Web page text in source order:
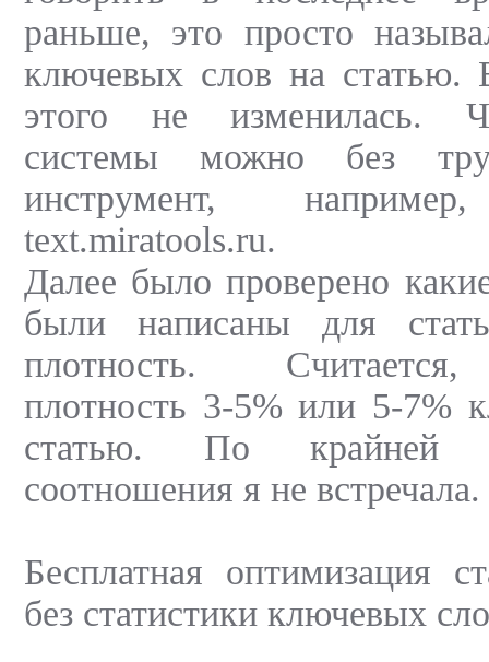
раньше, это просто
ключевых слов на статью.
этого не изменилась.
системы можно без
инструмент,
text.miratools.ru.
Далее было проверено
были написаны для
плотность.
плотность 3-5% или 5-7%
статью. По крайней
соотношения я не встречала.
Бесплатная оптимизация
без статистики ключевых